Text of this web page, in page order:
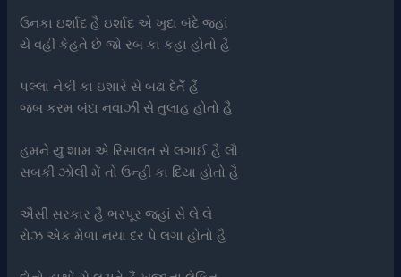
ઉનકા ઇર્શાદ હૈ ઇર્શાદ એ ખુદા બંદે જહાં
યે વહી કેહતે છે જો રબ કા કહા હોતો હૈ
પલ્લા નેકી કા ઇશારે સે બઢા દેતેઁ હૈં
જબ કરમ બંદા નવાઝી સે તુલાહ હોતો હૈ
હમને યુ̃ શામ એ રિસાલત સે લગાઈ હૈ લૌ
સબકી ઝોલી મેં તો ઉન્હીં કા દિયા હોતો હૈ
ઐસી સરકાર હૈ ભરપૂર જહાં સે લે લે
રોઝ એક મેળા નયા દર પે લગા હોતો હૈ